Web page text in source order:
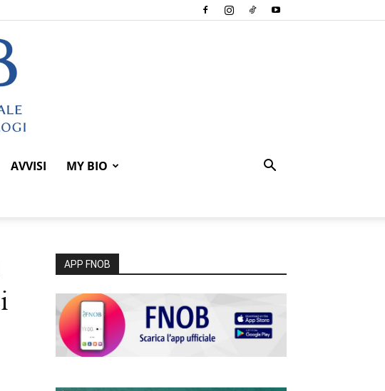
AVVISI MY BIO
APP FNOB